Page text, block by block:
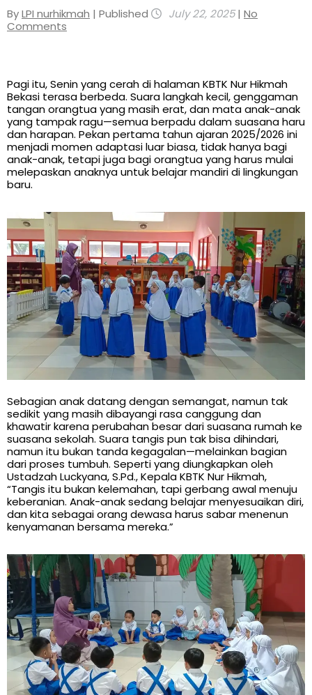
ByLPI nurhikmah | Published July 22, 2025| No
Comments
Pagi itu, Senin yang cerah di halaman KBTK Nur Hikmah
Bekasi terasa berbeda. Suara langkah kecil, genggaman
tangan orangtua yang masih erat, dan mata anak-anak
yang tampak ragu—semua berpadu dalam suasana haru
dan harapan. Pekan pertama tahun ajaran 2025/2026 ini
menjadi momen adaptasi luar biasa, tidak hanya bagi
anak-anak, tetapi juga bagi orangtua yang harus mulai
melepaskan anaknya untuk belajar mandiri di lingkungan
baru.
Sebagian anak datang dengan semangat, namun tak
sedikit yang masih dibayangi rasa canggung dan
khawatir karena perubahan besar dari suasana rumah ke
suasana sekolah. Suara tangis pun tak bisa dihindari,
namun itu bukan tanda kegagalan—melainkan bagian
dari proses tumbuh. Seperti yang diungkapkan oleh
Ustadzah Luckyana, S.Pd., Kepala KBTK Nur Hikmah,
“Tangis itu bukan kelemahan, tapi gerbang awal menuju
keberanian. Anak-anak sedang belajar menyesuaikan diri,
dan kita sebagai orang dewasa harus sabar menenun
kenyamanan bersama mereka.”